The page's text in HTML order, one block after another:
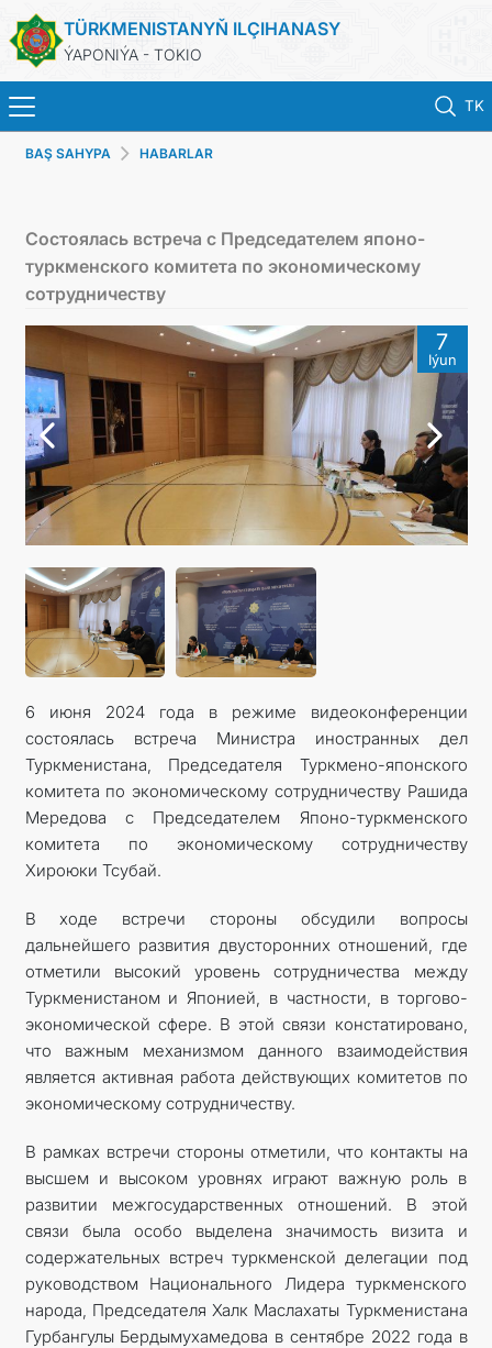
TÜRKMENISTANYŇ ILÇIHANASY
ÝAPONIÝA - TOKIO
TK
領事サービス
連絡先
FOLLOW US ON INSTAGRAM
INVEST TO TURKMENISTAN! PROJECTS AND USEFUL
INFORMATION
BAŞ SAHYPA HABARLAR
Состоялась встреча с Председателем японо-
туркменского комитета по экономическому
сотрудничеству
7
Iýun
6 июня 2024 года в режиме видеоконференции
состоялась встреча Министра иностранных дел
Туркменистана, Председателя Туркмено-японского
комитета по экономическому сотрудничеству Рашида
Мередова с Председателем Японо-туркменского
комитета по экономическому сотрудничеству
Хироюки Тсубай.
В ходе встречи стороны обсудили вопросы
дальнейшего развития двусторонних отношений, где
отметили высокий уровень сотрудничества между
Туркменистаном и Японией, в частности, в торгово-
экономической сфере. В этой связи констатировано,
что важным механизмом данного взаимодействия
является активная работа действующих комитетов по
экономическому сотрудничеству.
В рамках встречи стороны отметили, что контакты на
высшем и высоком уровнях играют важную роль в
развитии межгосударственных отношений. В этой
связи была особо выделена значимость визита и
содержательных встреч туркменской делегации под
руководством Национального Лидера туркменского
народа, Председателя Халк Маслахаты Туркменистана
Гурбангулы Бердымухамедова в сентябре 2022 года в